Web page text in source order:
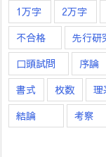
1万字 2万字
不合格
先行研
口頭試問
序論
書式
枚数 理
結論
考察